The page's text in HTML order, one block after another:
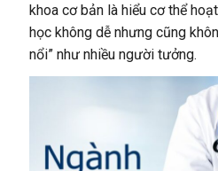
khoa cơ bản là hiểu cơ thể
học không dễ nhưng cũng
nổi” như nhiều người tưởng.